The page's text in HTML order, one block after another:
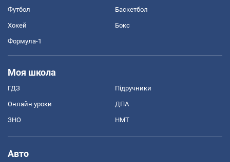
Футбол Баскетбол
Хокей Бокс
Формула-1
Моя школа
ГДЗ Підручники
Онлайн уроки ДПА
ЗНО НМТ
Авто